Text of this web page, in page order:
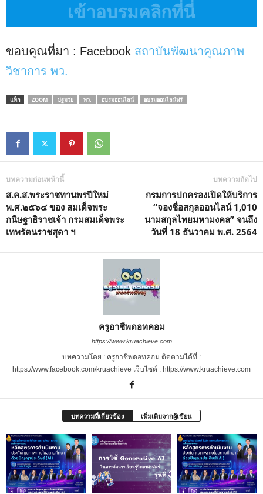
เข้าอบรมคลิกที่นี่
ขอบคุณที่มา : Facebook สถาบันพัฒนาคุณภาพ
วิชาการ พว.
แท็ก ZOOM ปฐมวัย พว. อบรมออนไลน์ อบรมออนไลน์ฟรี
บทความก่อนหน้านี้
ส.ค.ส.พระราชทานพรปีใหม่
พ.ศ.๒๕๖๔ ของ สมเด็จพระ
กนิษฐาธิราชเจ้า กรมสมเด็จพระ
เทพรัตนราชสุดา ฯ
บทความถัดไป
กรมการปกครองเปิดให้บริการ
“จองชื่อสกุลออนไลน์ 1,010
นามสกุลไทยมหามงคล” จนถึง
วันที่ 18 ธันวาคม พ.ศ. 2564
ครูอาชีพดอทคอม
https://www.kruachieve.com
บทความโดย : ครูอาชีพดอทคอม ติดตามได้ที่ :
https://www.facebook.com/kruachieve เว็บไซต์ : https://www.kruachieve.com
บทความที่เกี่ยวข้อง เพิ่มเติมจากผู้เขียน